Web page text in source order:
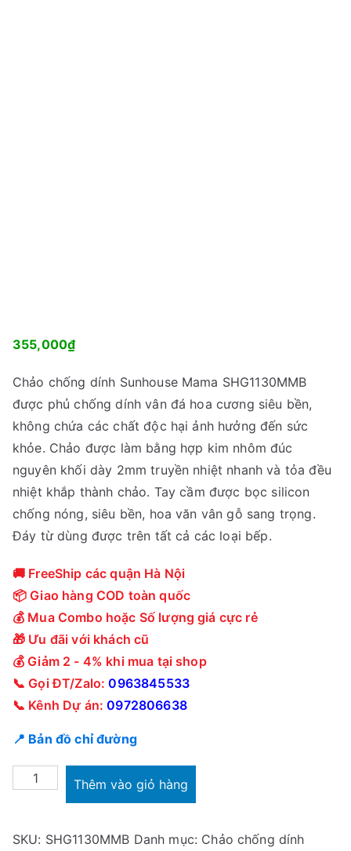
355,000₫
Chảo chống dính Sunhouse Mama SHG1130MMB
được phủ chống dính vân đá hoa cương siêu bền,
không chứa các chất độc hại ảnh hưởng đến sức
khỏe. Chảo được làm bằng hợp kim nhôm đúc
nguyên khối dày 2mm truyền nhiệt nhanh và tỏa đều
nhiệt khắp thành chảo. Tay cầm được bọc silicon
chống nóng, siêu bền, hoa văn vân gỗ sang trọng.
Đáy từ dùng được trên tất cả các loại bếp.
🚚 FreeShip các quận Hà Nội
📦 Giao hàng COD toàn quốc
💰 Mua Combo hoặc Số lượng giá cực rẻ
🎁 Ưu đãi với khách cũ
💰 Giảm 2 - 4% khi mua tại shop
📞 Gọi ĐT/Zalo:0963845533
📞 Kênh Dự án:0972806638
📍 Bản đồ chỉ đường
Chảo
Sunhouse
Thêm vào giỏ hàng
SKU: SHG1130MMB Danh mục: Chảo chống dính